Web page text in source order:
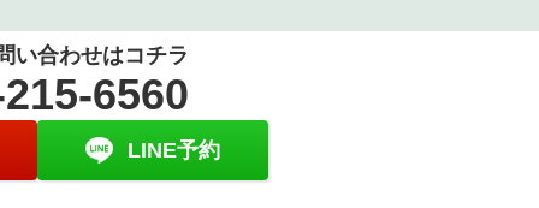
い合わせはコチラ
6560
LINE予約